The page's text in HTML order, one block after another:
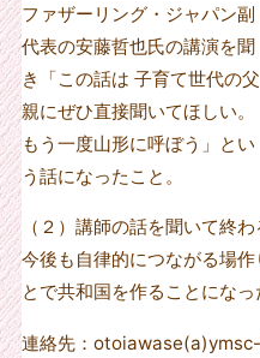
ファザーリング・ジャパン副
代表の安藤哲也氏の講演を聞
き「この話は 子育て世代の父
親にぜひ直接聞いてほしい。
もう一度山形に呼ぼう」とい
う話になったこと。
（２）講師の話を聞いて終
今後も自律的につながる場
とで共和国を作ることになっ
連絡先：